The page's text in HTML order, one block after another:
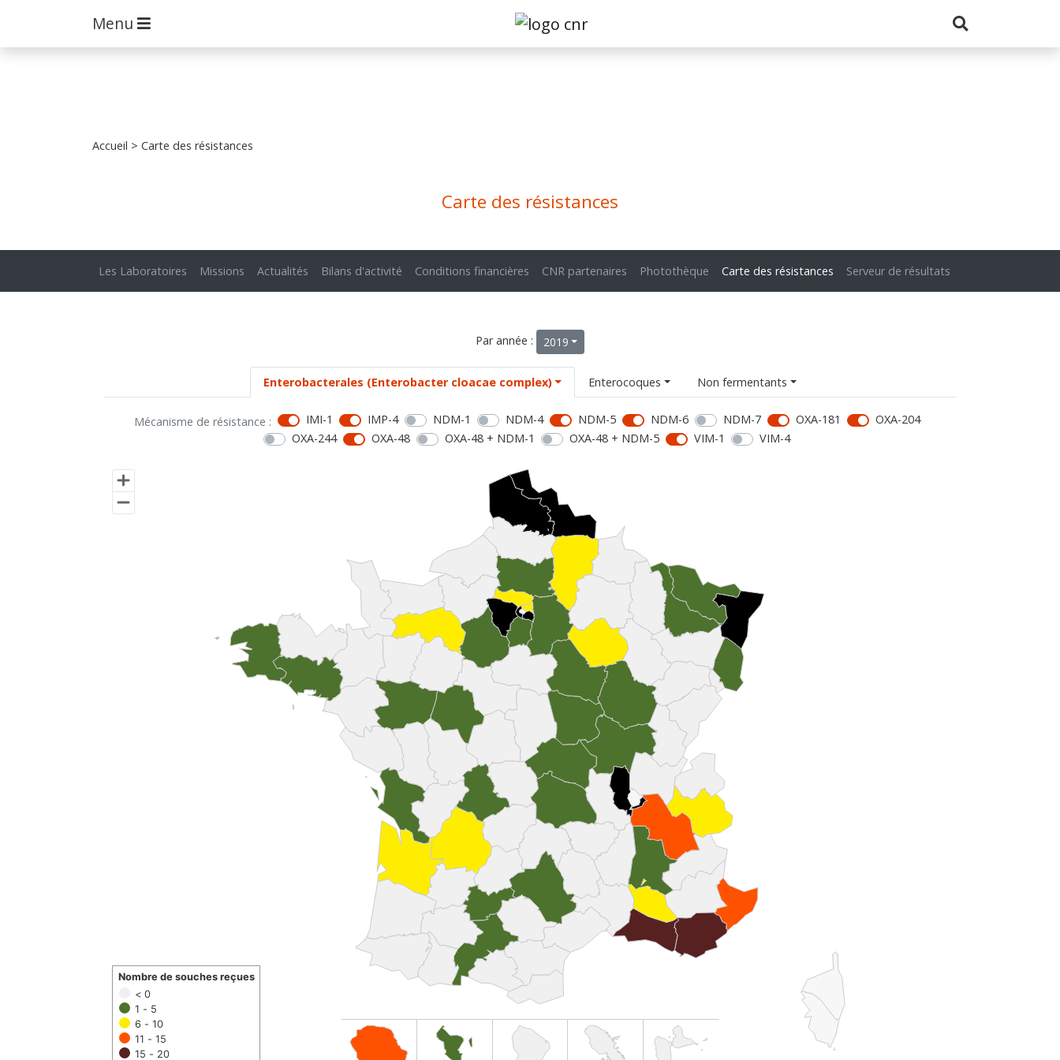
Menu
Accueil > Carte des résistances
Carte des résistances
Les Laboratoires Missions Actualités Bilans d'activité Conditions financières CNR partenaires Photothèque Carte des résistances Serveur de résultats
Par année : 2019
Enterobacterales (Enterobacter cloacae complex) Enterocoques Non fermentants
Mécanisme de résistance : IMI-1 IMP-4 NDM-1 NDM-4 NDM-5 NDM-6 NDM-7 OXA-181
OXA-204
OXA-244
OXA-48 OXA-48 + NDM-1 OXA-48 + NDM-5 VIM-1 VIM-4
< 0
1 - 5
6 - 10
11 - 15
15 - 20
Nombre de souches reçues